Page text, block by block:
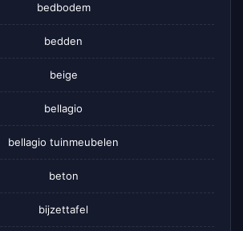
bedbodem
bedden
beige
bellagio
bellagio tuinmeubelen
beton
bijzettafel